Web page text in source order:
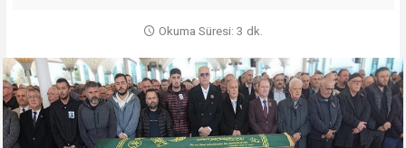
Okuma Süresi: 3 dk.